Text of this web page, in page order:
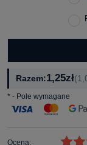
Razem:1,25zł
* - Pole wymagane
Ocena: